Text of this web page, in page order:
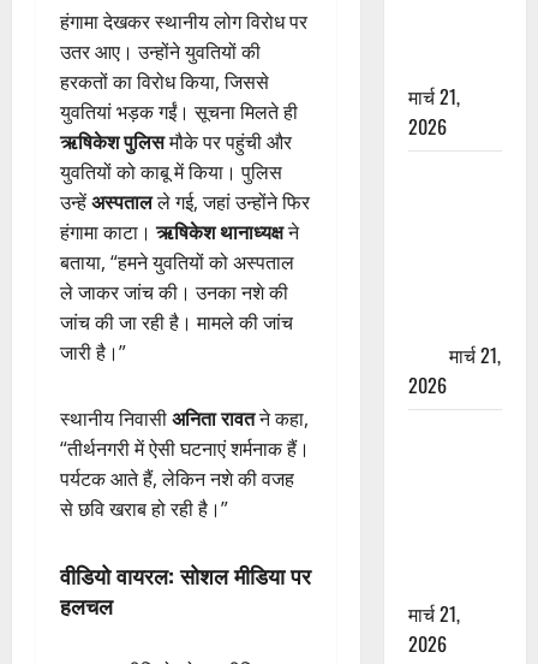
हंगामा देखकर स्थानीय लोग विरोध पर
उतर आए। उन्होंने युवतियों की
हरकतों का विरोध किया, जिससे
युवतियां भड़क गईं। सूचना मिलते ही
ऋषिकेश पुलिसमौके पर पहुंची और
युवतियों को काबू में किया। पुलिस
उन्हेंअस्पतालले गई, जहां उन्होंने फिर
हंगामा काटा।ऋषिकेश थानाध्यक्षने
बताया, “हमने युवतियों को अस्पताल
ले जाकर जांच की। उनका नशे की
जांच की जा रही है। मामले की जांच
जारी है।”
स्थानीय निवासीअनिता रावतने कहा,
“तीर्थनगरी में ऐसी घटनाएं शर्मनाक हैं।
पर्यटक आते हैं, लेकिन नशे की वजह
से छवि खराब हो रही है।”
वीडियो वायरल: सोशल मीडिया पर
हलचल
मार्च 21,
2026
मार्च 21,
2026
मार्च 21,
2026